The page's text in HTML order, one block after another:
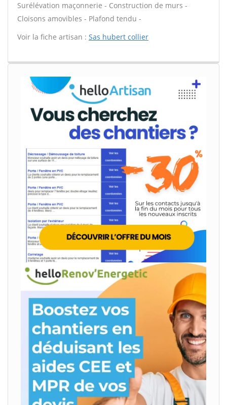
Surélévation maçonnerie - Construction de murs -
Cloisons amovibles - Plafond tendu -
Voir la fiche artisan : Sas hubert collier